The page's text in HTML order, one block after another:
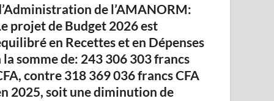
de l’AMANORM:
projet de Budget 2026 est
en Recettes et en Dépenses
la somme de: 243 306 303 francs
contre 318 369 036 francs CFA
2025, soit une diminution de